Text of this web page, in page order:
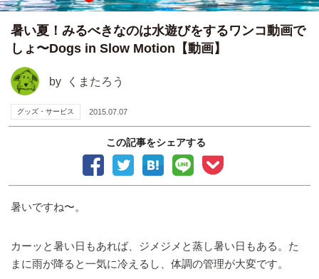
暑い夏！みるべきなのは水遊びをするワンコ動画で
しょ〜Dogs in Slow Motion【動画】
by くまたろう
グッズ・サービス 2015.07.07
この記事をシェアする
暑いですね〜。
カーッと暑い日もあれば、ジメジメと蒸し暑い日もある。た
まに雨が降ると一気に冷えるし、体調の管理が大変です。